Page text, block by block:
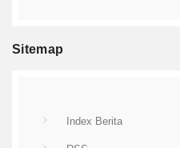
Sitemap
Index Berita